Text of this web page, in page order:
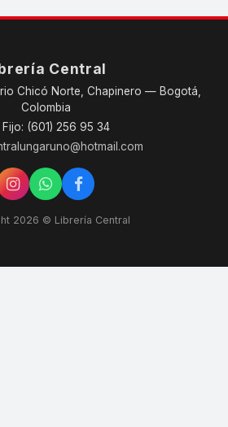
Central
Chicó Norte, Chapinero — Bogotá,
Colombia
Fijo: (601) 256 95 34
2026 © Librería Central